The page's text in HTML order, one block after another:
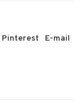
Pinterest E-mail